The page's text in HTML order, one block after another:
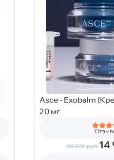
Asce - Exobalm
20 мг
20 200руб.14